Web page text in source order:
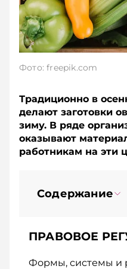
Фото: freepik.com
Традиционно в
делают заготовки
зиму. В ряде
оказывают
работникам на эти
Содержание
ПРАВОВОЕ
Формы, системы и